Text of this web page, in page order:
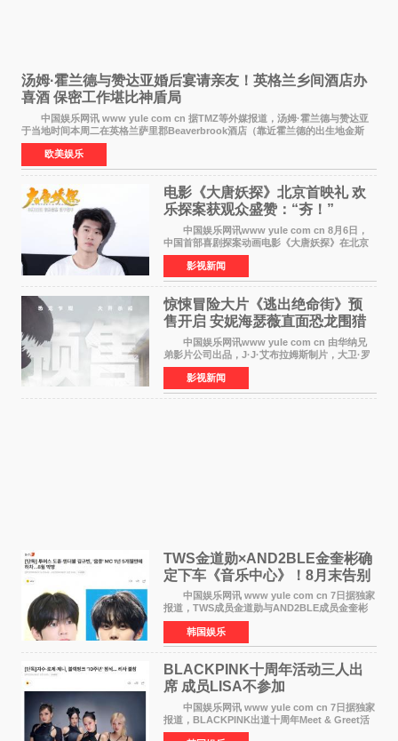
汤姆·霍兰德与赞达亚婚后宴请亲友！英格兰乡间酒店办
喜酒 保密工作堪比神盾局
中国娱乐网讯 www yule com cn 据TMZ等外媒报道，汤姆·霍兰德与赞达亚
于当地时间本周二在英格兰萨里郡Beaverbrook酒店（靠近霍兰德的出生地金斯
顿）举办婚宴，邀请家人与朋友们喝喜酒，庆祝
欧美娱乐
电影《大唐妖探》北京首映礼 欢
乐探案获观众盛赞：“夯！”
中国娱乐网讯www yule com cn 8月6日，
中国首部喜剧探案动画电影《大唐妖探》在北京
举办电影首映礼。导演程腾、联合导演黄珉、总
制片人曹紫建、制片人李莹莹，配音导演张喆，
对白指导程寅，领
影视新闻
惊悚冒险大片《逃出绝命街》预
售开启 安妮海瑟薇直面恐龙围猎
中国娱乐网讯www yule com cn 由华纳兄
弟影片公司出品，J·J·艾布拉姆斯制片，大卫·罗
伯特·米切尔执导，好莱坞巨星安妮·海瑟薇和伊万
·麦克格雷格领衔主演的2026暑期惊悚冒险大片
《逃出绝
影视新闻
TWS金道勋×AND2BLE金奎彬确
定下车《音乐中心》！8月末告别
MC席位
中国娱乐网讯 www yule com cn 7日据独家
报道，TWS成员金道勋与AND2BLE成员金奎彬
将于8月离开《音乐中心》MC的位置。 金道
勋与金奎彬于去年3月与H2H A-NA一起被选为
《音乐中心》MC，约1
韩国娱乐
BLACKPINK十周年活动三人出
席 成员LISA不参加
中国娱乐网讯 www yule com cn 7日据独家
报道，BLACKPINK出道十周年Meet & Greet活
动将由智秀、ROS&Eacute;、JENNIE出席，